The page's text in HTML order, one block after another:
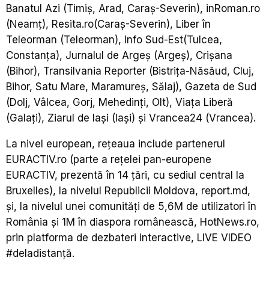
Banatul Azi (Timiș, Arad, Caraș-Severin), inRoman.ro
(Neamț), Resita.ro(Caraș-Severin), Liber în
Teleorman (Teleorman), Info Sud-Est(Tulcea,
Constanța), Jurnalul de Argeș (Argeș), Crișana
(Bihor), Transilvania Reporter (Bistrița-Năsăud, Cluj,
Bihor, Satu Mare, Maramureș, Sălaj), Gazeta de Sud
(Dolj, Vâlcea, Gorj, Mehedinți, Olt), Viața Liberă
(Galați), Ziarul de Iași (Iași) și Vrancea24 (Vrancea).
La nivel european, rețeaua include partenerul
EURACTIV.ro (parte a rețelei pan-europene
EURACTIV, prezentă în 14 țări, cu sediul central la
Bruxelles), la nivelul Republicii Moldova, report.md,
și, la nivelul unei comunități de 5,6M de utilizatori în
România și 1M în diaspora românească, HotNews.ro,
prin platforma de dezbateri interactive, LIVE VIDEO
#deladistanță.